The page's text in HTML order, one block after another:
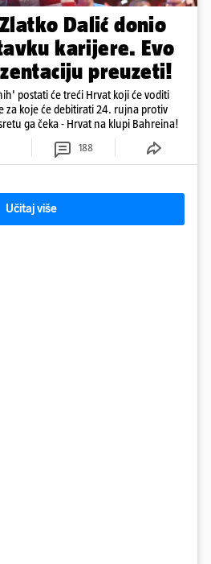
Zlatko Dalić donio
karijere. Evo
preuzeti!
postati će treći Hrvat koji će voditi
za koje će debitirati 24. rujna protiv
ga čeka - Hrvat na klupi Bahreina!
188
Učitaj više